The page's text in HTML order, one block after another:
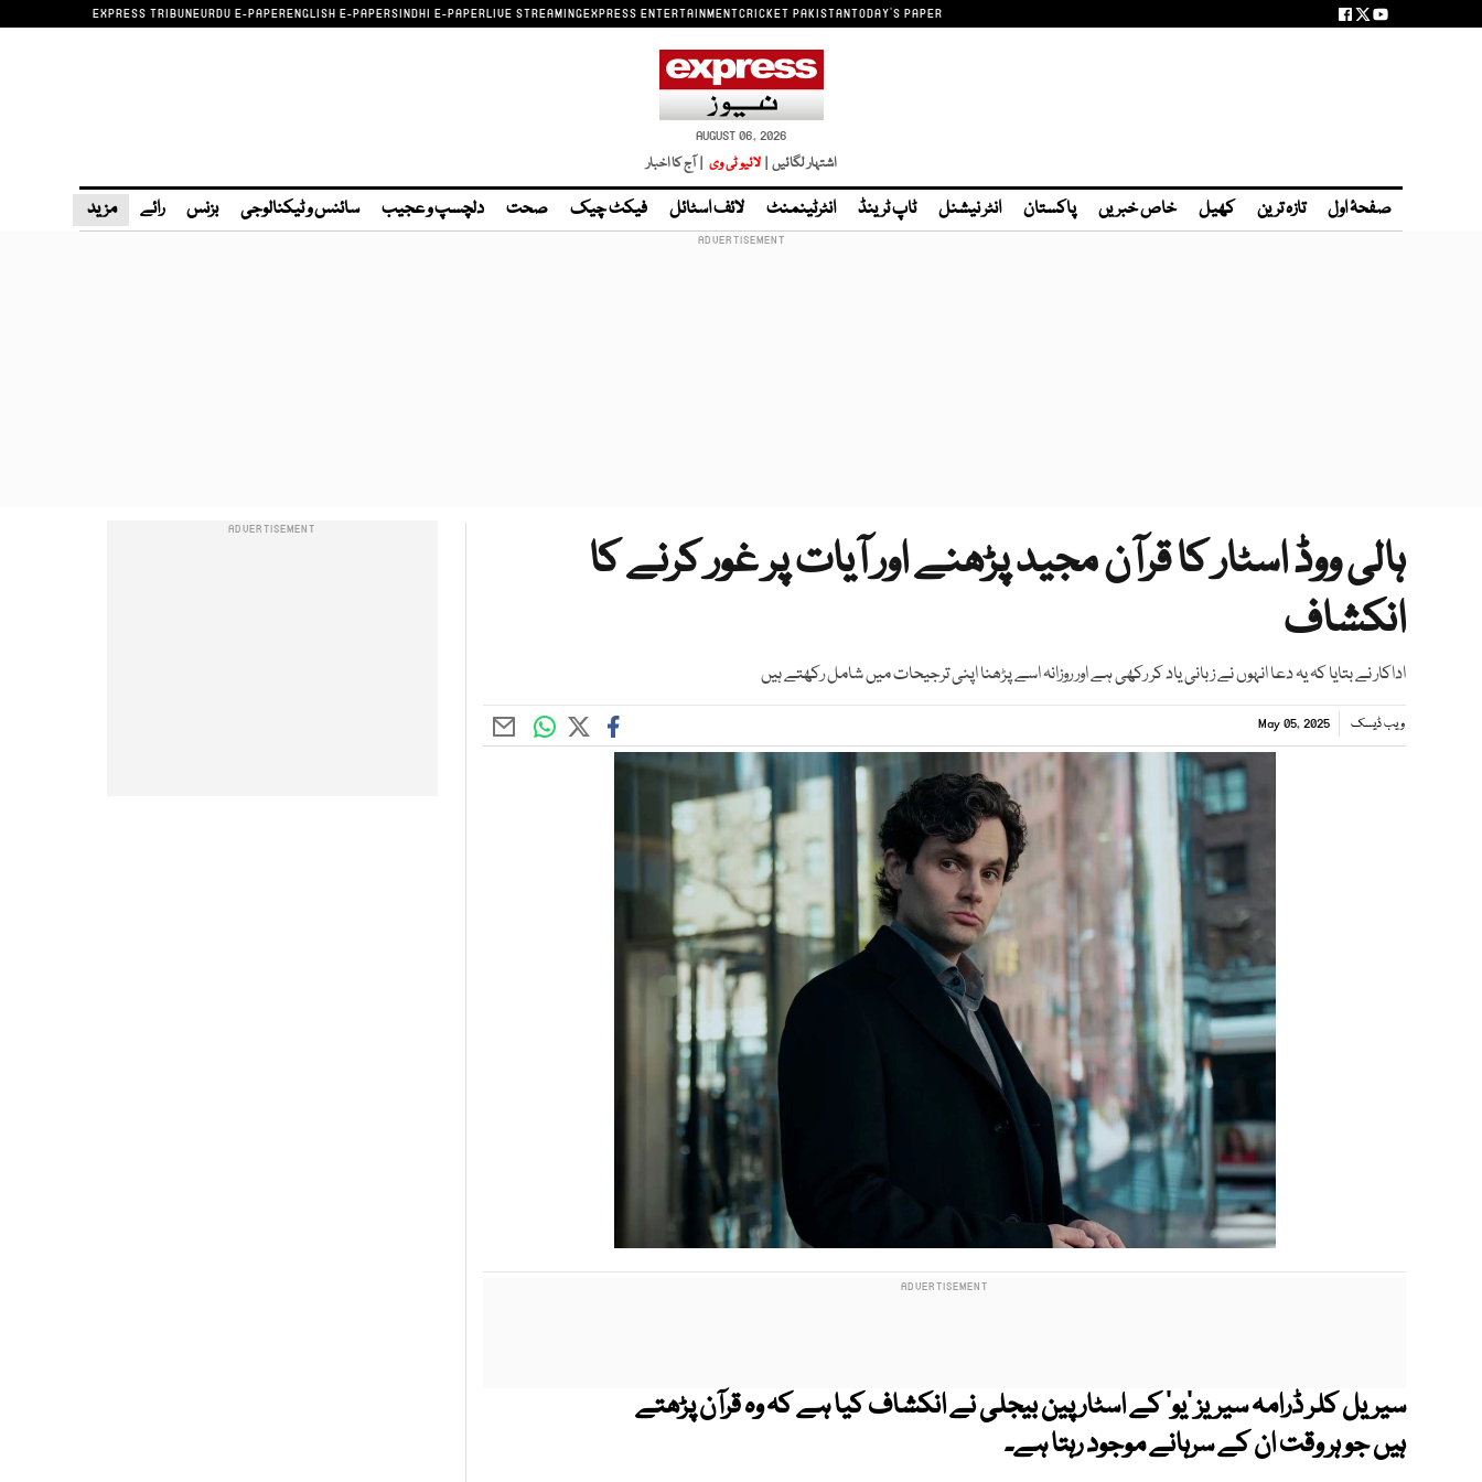
EXPRESS TRIBUNEURDU E-PAPERENGLISH E-PAPERSINDHI E-PAPERLIVE STREAMINGEXPRESS ENTERTAINMENTCRICKET PAKISTANTODAY'S PAPER
AUGUST 06, 2026
اشتہار لگائیں | لائیو ٹی وی | آج کا اخبار
صفحۂ اول تازہ ترین کھیل خاص خبریں پاکستان انٹر نیشنل ٹاپ ٹرینڈ انٹرٹینمنٹ لائف اسٹائل فیکٹ چیک صحت دلچسپ و عجیب سائنس و ٹیکنالوجی بزنس رائے مزید
ہالی ووڈ اسٹار کا قرآن مجید پڑھنے اور آیات پر غور کرنے کا
انکشاف
اداکار نے بتایا کہ یہ دعا انہوں نے زبانی یاد کر رکھی ہے اور روزانہ اسے پڑھنا اپنی ترجیحات میں شامل رکھتے ہیں
ویب ڈیسک May 05, 2025
سیریل کلر ڈرامہ سیریز ’یو‘ کے اسٹار پین بیجلی نے انکشاف کیا ہے کہ وہ قرآن پڑھتے
ہیں جو ہر وقت ان کے سرہانے موجود رہتا ہے۔